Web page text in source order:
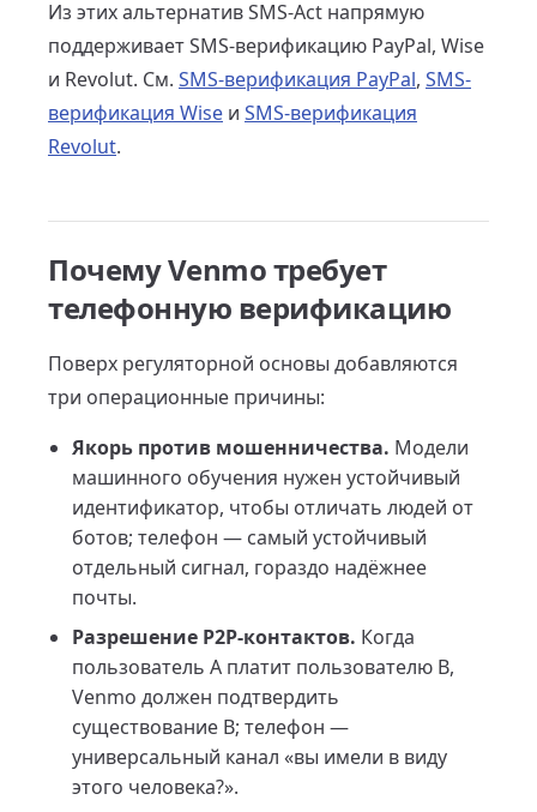
Из этих альтернатив SMS-Act напрямую
поддерживает SMS-верификацию PayPal, Wise
и Revolut. См. SMS-верификация PayPal, SMS-
верификация Wise и SMS-верификация
Revolut.
Почему Venmo требует
телефонную верификацию
Поверх регуляторной основы добавляются
три операционные причины:
Якорь против мошенничества. Модели
машинного обучения нужен устойчивый
идентификатор, чтобы отличать людей от
ботов; телефон — самый устойчивый
отдельный сигнал, гораздо надёжнее
почты.
Разрешение P2P-контактов. Когда
пользователь A платит пользователю B,
Venmo должен подтвердить
существование B; телефон —
универсальный канал «вы имели в виду
этого человека?».